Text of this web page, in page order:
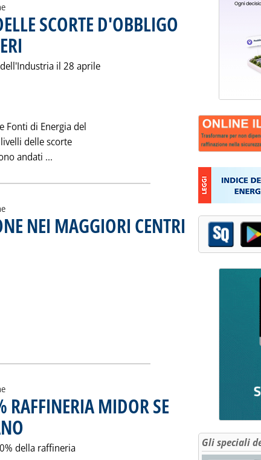
SCORTE D'OBBLIGO
il 28 aprile
Fonti di Energia del
delle scorte
andati ... Leggi tutta la notizia: 'LA RIPARTIZIONE 1997
NEI MAGGIORI CENTRI . Pubblicata mercoledì
RAFFINERIA MIDOR SE
della raffineria Gli speciali